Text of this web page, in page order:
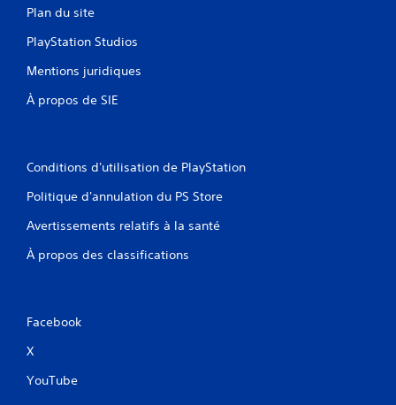
Plan du site
PlayStation Studios
Mentions juridiques
À propos de SIE
Conditions d'utilisation de PlayStation
Politique d'annulation du PS Store
Avertissements relatifs à la santé
À propos des classifications
Facebook
X
YouTube